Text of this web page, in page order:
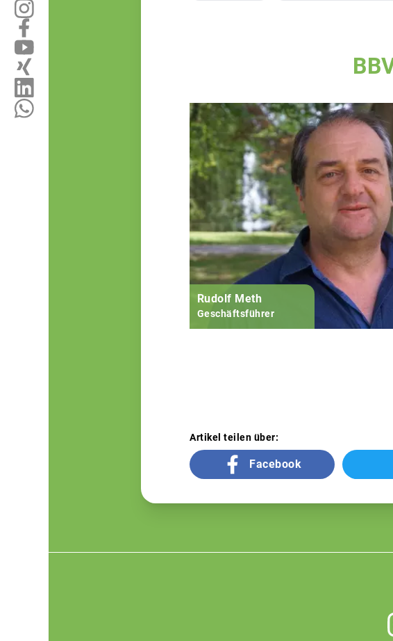
Rudolf Meth
Geschäftsführer
Artikel teilen über:
Facebook